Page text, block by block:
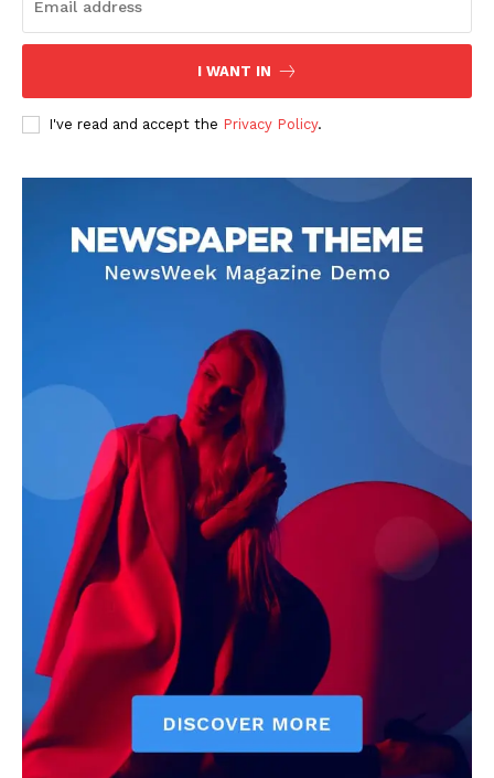
AIN NEWS 1
Contact Us
Privacy Policy
Terms of Use Agreement
Facebook
X WhatsApp
Share
I WANT IN
I've read and accept the Privacy Policy.